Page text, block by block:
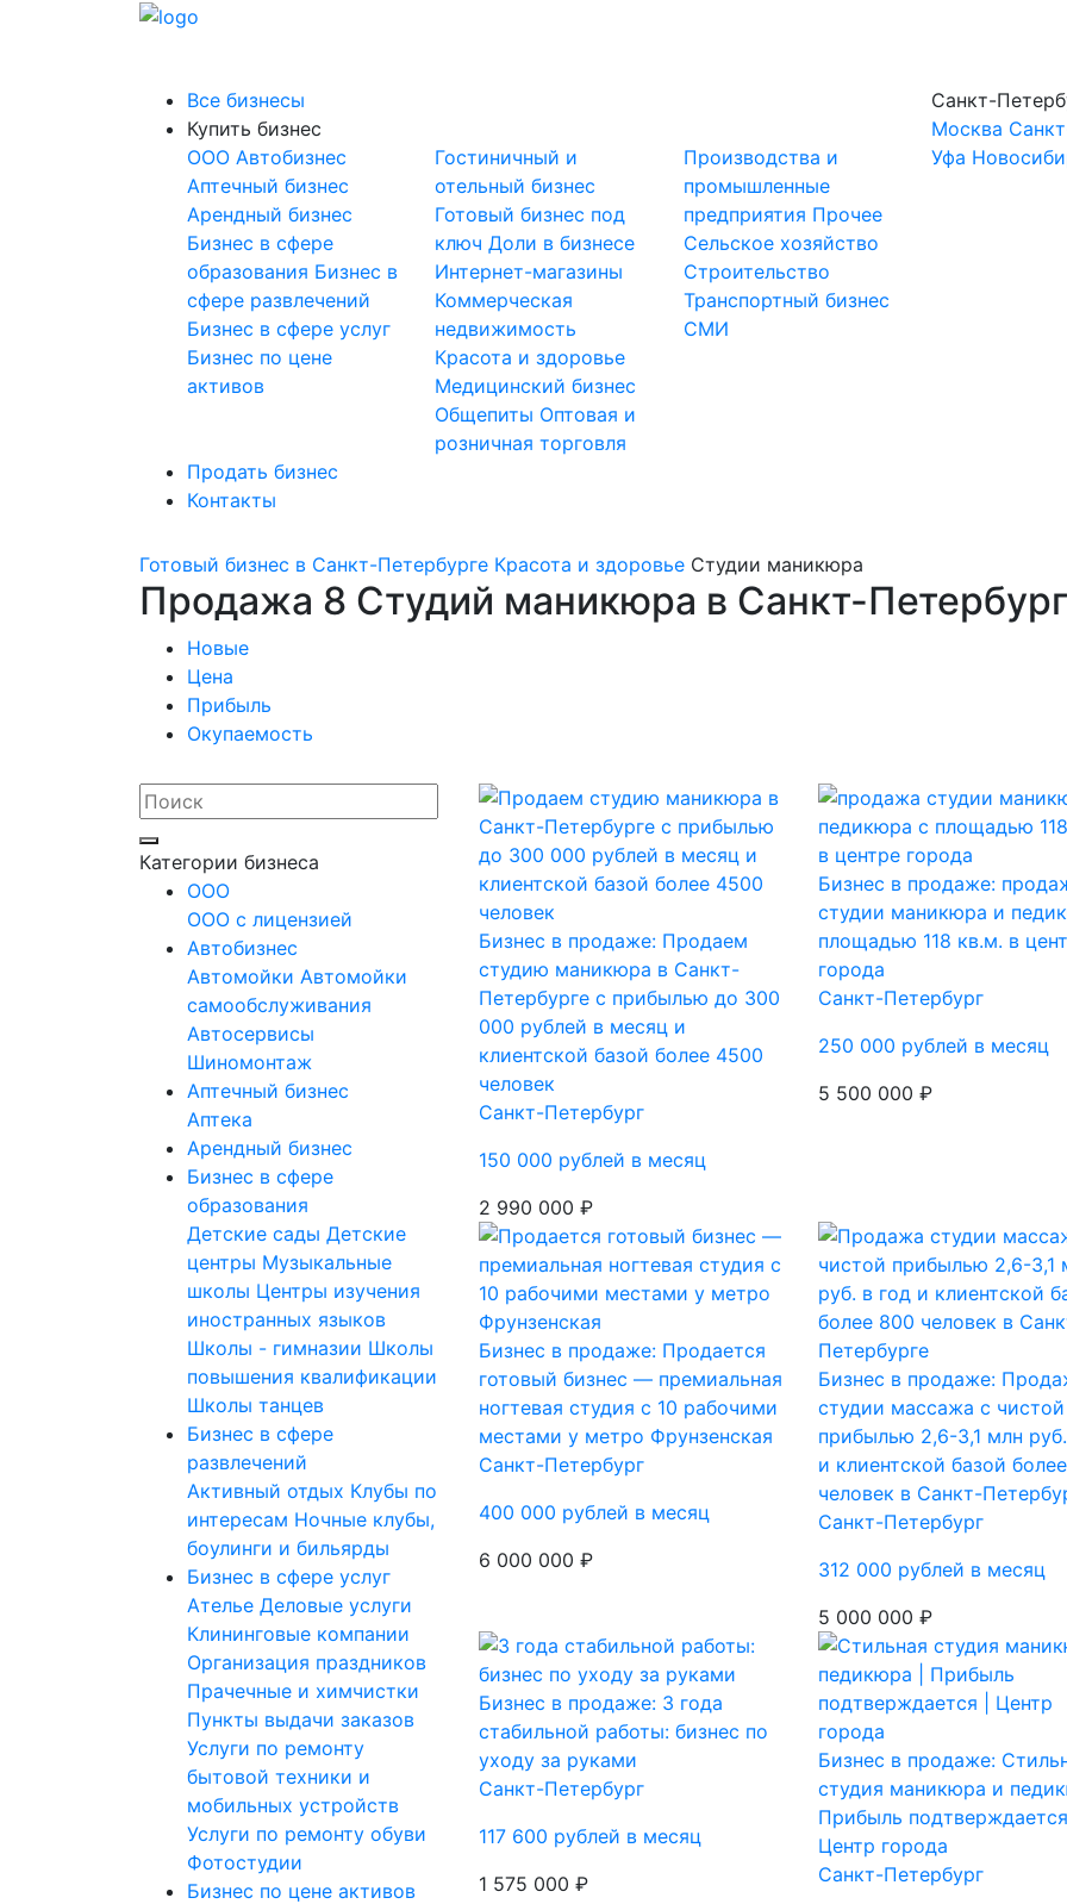
Все бизнесы
Купить бизнес
OOO Автобизнес
Аптечный бизнес
Арендный бизнес
Бизнес в сфере
образования Бизнес в
сфере развлечений
Бизнес в сфере услуг
Бизнес по цене
активов
Гостиничный и
отельный бизнес
Готовый бизнес под
ключДоли в бизнесе
Интернет-магазины
Коммерческая
недвижимость
Красота и здоровье
Медицинский бизнес
Общепиты Оптовая и
розничная торговля
Производства и
промышленные
предприятия Прочее
Сельское хозяйство
Строительство
Транспортный бизнес
СМИ
Продать бизнес
Контакты
Санкт-
Москва
Уфа
Готовый бизнес в Санкт-Петербурге Красота и здоровье Студии маникюра
Продажа 8 Студий маникюра в Санкт-
Новые
Цена
Прибыль
Окупаемость
Категории бизнеса
OOO
ООО с лицензией
Автобизнес
Автомойки Автомойки
самообслуживания
Автосервисы
Шиномонтаж
Аптечный бизнес
Аптека
Арендный бизнес
Бизнес в сфере
образования
Детские сады Детские
центры Музыкальные
школы Центры изучения
иностранных языков
Школы - гимназии Школы
повышения квалификации
Школы танцев
Бизнес в сфере
развлечений
Активный отдых Клубы по
интересам Ночные клубы,
боулинги и бильярды
Бизнес в сфере услуг
Ателье Деловые услуги
Клининговые компании
Организация праздников
Прачечные и химчистки
Пункты выдачи заказов
Услуги по ремонту
бытовой техники и
мобильных устройств
Услуги по ремонту обуви
Фотостудии
Бизнес по цене активов
Бизнес в продаже: Продаем
студию маникюра в Санкт-
Петербурге с прибылью до 300
000 рублей в месяц и
клиентской базой более 4500
человек
Санкт-Петербург
150 000 рублей в месяц
2 990 000 ₽
Бизнес в продаже:
студии маникюра и
площадью 118 кв.м. в
города
Санкт-Петербург
250 000 рублей в месяц
5 500 000 ₽
Бизнес в продаже: Продается
готовый бизнес — премиальная
ногтевая студия с 10 рабочими
местами у метро Фрунзенская
Санкт-Петербург
400 000 рублей в месяц
6 000 000 ₽
Бизнес в продаже:
студии массажа с чистой
прибылью 2,6-3,1 млн
и клиентской базой
человек в Санкт-
Санкт-Петербург
312 000 рублей в месяц
5 000 000 ₽
Бизнес в продаже: 3 года
стабильной работы: бизнес по
уходу за руками
Санкт-Петербург
117 600 рублей в месяц
1 575 000 ₽
Бизнес в продаже:
студия маникюра и
Прибыль подтверждается |
Центр города
Санкт-Петербург